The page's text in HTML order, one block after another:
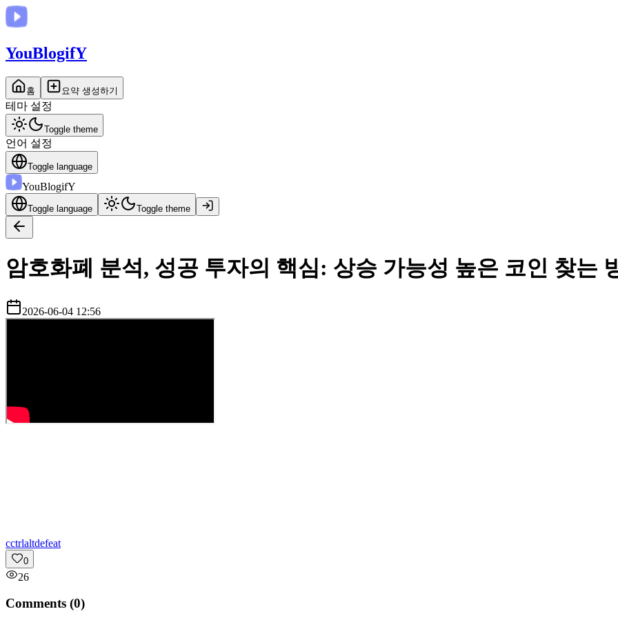
YouBlogifY
홈 요약 생성하기
테마 설정
Toggle theme
언어 설정
Toggle language
YouBlogifY
Toggle language Toggle theme
암호화폐 분석, 성공 투자의 핵심: 상승 가능성 높은 코인 찾는
2026-06-04 12:56
cctrlaltdefeat
0
26
Comments (0)